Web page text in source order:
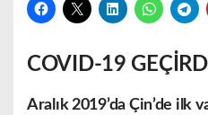
COVID-19
Aralık 2019’da Çin’de ilk